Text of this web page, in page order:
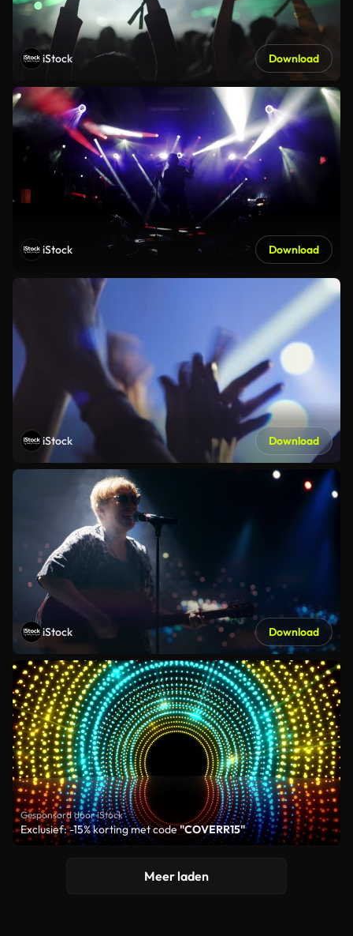
iStock Download
iStock Download
iStock Download
iStock Download
Gesponsord door iStock
Exclusief: -15% korting met code"COVERR15"
Meer laden